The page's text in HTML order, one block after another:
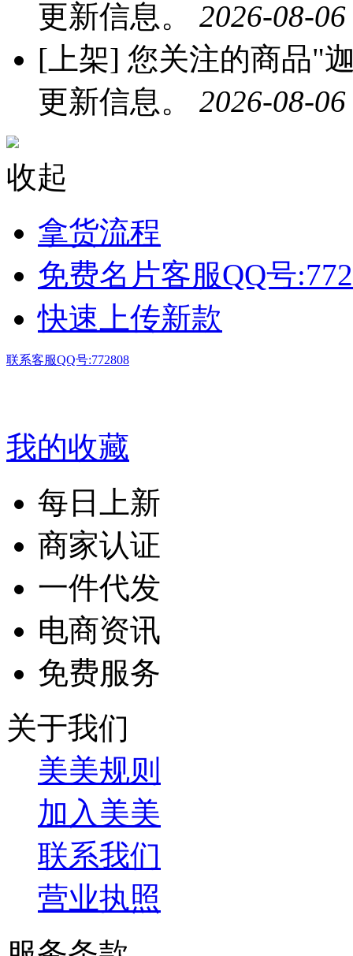
更新信息。 2026-08-
[上架] 您关注的商品"
更新信息。 2026-08-
收起
拿货流程
免费名片客服QQ号
快速上传新款
联系客服QQ号:772808
我的收藏
每日上新
商家认证
一件代发
电商资讯
免费服务
关于我们
美美规则
加入美美
联系我们
营业执照